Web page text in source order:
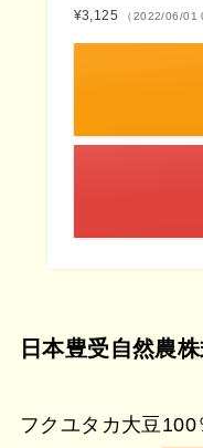
¥3,125
（2022/06/01
日本豊受自然農
フクユタカ大豆